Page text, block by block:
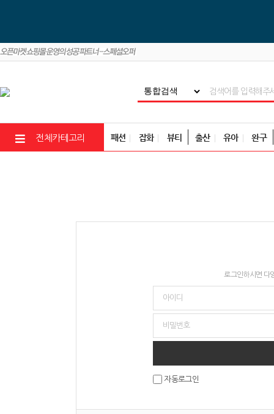
전체카테고리 패션 잡화 뷰티 출산 유아 완구
로그인하시면 다
자동로그인